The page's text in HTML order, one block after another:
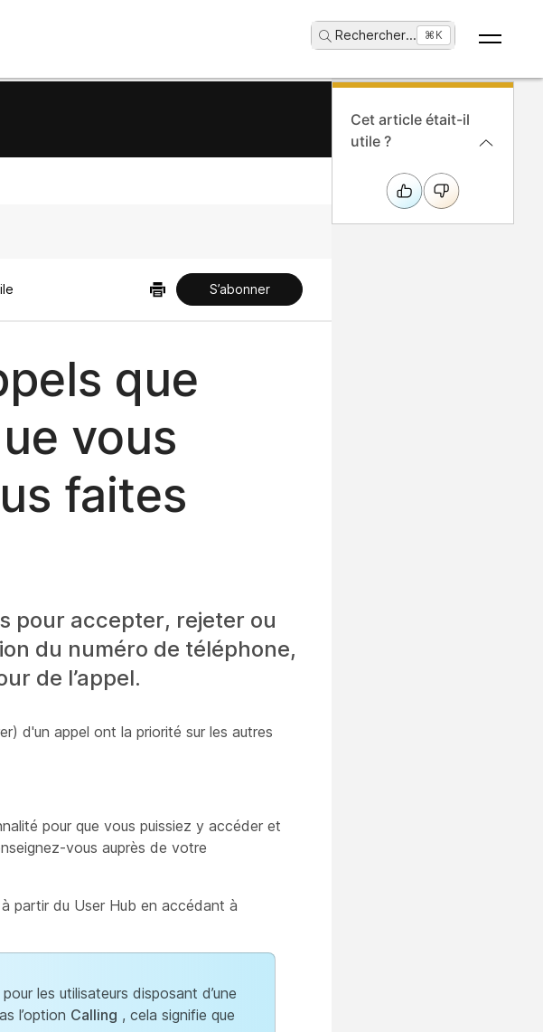
Rechercher... ⌘K
S’abonner
que
vous
faites
pour accepter, rejeter ou
du numéro de téléphone,
de l’appel.
d'un appel ont la priorité sur les autres
pour que vous puissiez y accéder et
vous auprès de votre
partir du User Hub en accédant à
les utilisateurs disposant d’une
l’option Calling , cela signifie que
Cet article était-il
utile ?